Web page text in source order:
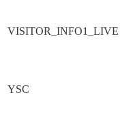
VISITOR_INFO1_LIVE
YSC